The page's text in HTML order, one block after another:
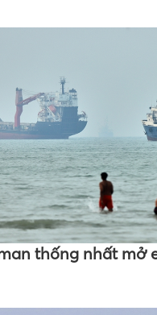
thống nhất mở